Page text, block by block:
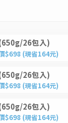
26包入)
$698 (現省164元)
26包入)
$698 (現省164元)
26包入)
$698 (現省164元)